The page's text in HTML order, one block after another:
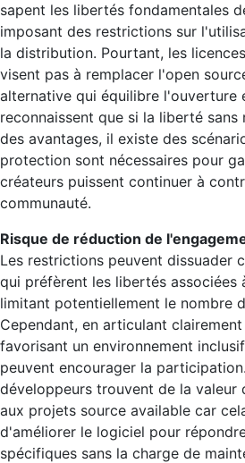
sapent les libertés fondamentales
imposant des restrictions sur
la distribution. Pourtant, les
visent pas à remplacer l'open
alternative qui équilibre l'ouverture
reconnaissent que si la liberté
des avantages, il existe des
protection sont nécessaires pour
créateurs puissent continuer à
communauté.
Risque de réduction de
Les restrictions peuvent dissuader
qui préfèrent les libertés associées
limitant potentiellement le nombre
Cependant, en articulant
favorisant un environnement
peuvent encourager la
développeurs trouvent de la valeur
aux projets source available car
d'améliorer le logiciel pour
spécifiques sans la charge de